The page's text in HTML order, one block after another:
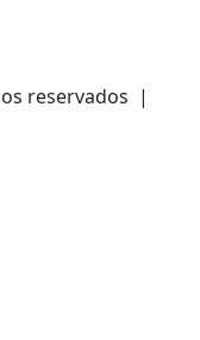
reservados |